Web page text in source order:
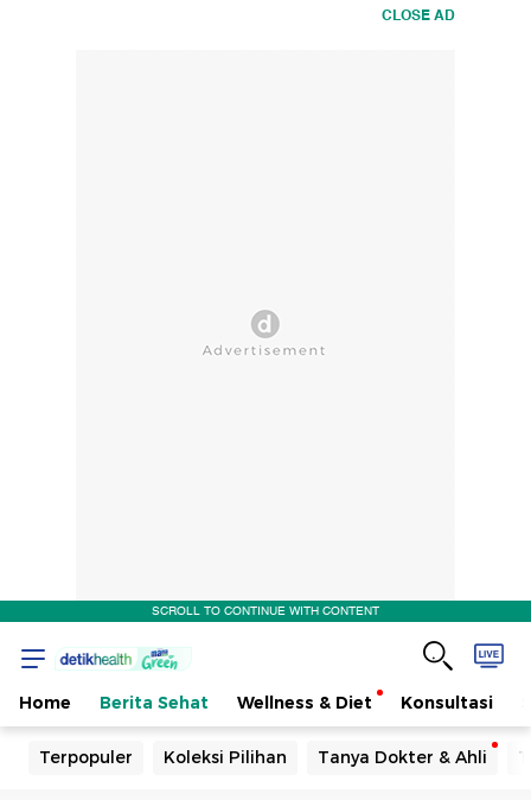
CLOSE AD
SCROLL TO CONTINUE WITH CONTENT
Home Berita Sehat Wellness & Diet Konsultasi
Terpopuler Koleksi Pilihan Tanya Dokter & Ahli